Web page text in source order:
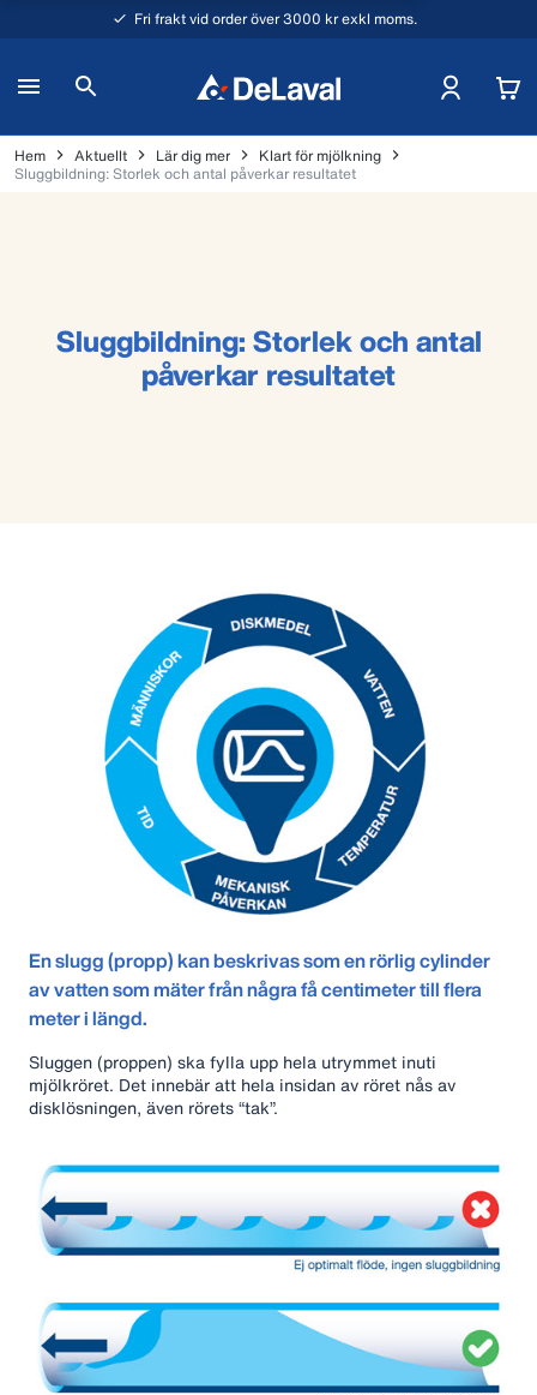
Fri frakt vid order över 3000 kr exkl moms.
Hem Aktuellt Lär dig mer
Klart för mjölkning
Sluggbildning: Storlek och antal påverkar resultatet
Sluggbildning: Storlek och antal
påverkar resultatet
En slugg (propp) kanbeskrivas som en rörligcylinder
av vatten sommäter från några fåcentimeter till flera
meter ilängd.
Sluggen (proppen) ska fylla upp hela utrymmet inuti
mjölkröret. Det innebär att hela insidan av röret nås av
disklösningen, även rörets “tak”.